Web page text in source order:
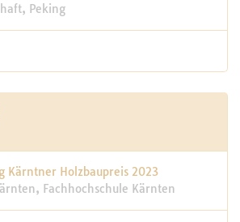
Peking
Kärntner Holzbaupreis 2023
Fachhochschule Kärnten